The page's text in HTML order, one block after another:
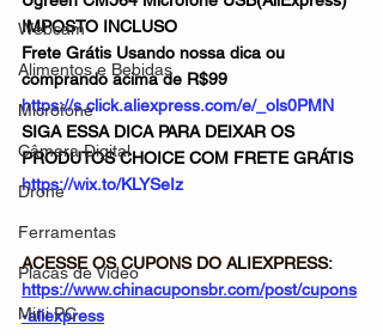
Webcam
Alimentos e Bebidas
Microfone
Câmera Digital
Drone
Ferramentas
Placas de Vídeo
Mini PC
IMPOSTO INCLUSO
Frete Grátis Usando nossa dica ou
comprando acima de R$99
https://s.click.aliexpress.com/e/_ols0PMN
SIGA ESSA DICA PARA DEIXAR OS
PRODUTOS CHOICE COM FRETE GRÁTIS
https://wix.to/KLYSeIz
ACESSE OS CUPONS DO ALIEXPRESS:
https://www.chinacuponsbr.com/post/cupons
-aliexpress